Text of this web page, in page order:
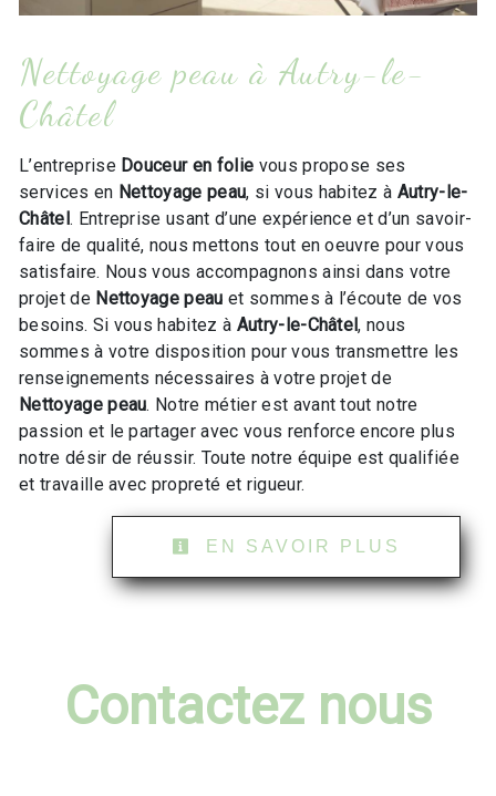
Nettoyage peau à Autry-le-
Châtel
L’entreprise Douceur en folie vous propose ses
services en Nettoyage peau, si vous habitez à Autry-le-
Châtel. Entreprise usant d’une expérience et d’un savoir-
faire de qualité, nous mettons tout en oeuvre pour vous
satisfaire. Nous vous accompagnons ainsi dans votre
projet de Nettoyage peau et sommes à l’écoute de vos
besoins. Si vous habitez à Autry-le-Châtel, nous
sommes à votre disposition pour vous transmettre les
renseignements nécessaires à votre projet de
Nettoyage peau. Notre métier est avant tout notre
passion et le partager avec vous renforce encore plus
notre désir de réussir. Toute notre équipe est qualifiée
et travaille avec propreté et rigueur.
EN SAVOIR PLUS
Contactez nous